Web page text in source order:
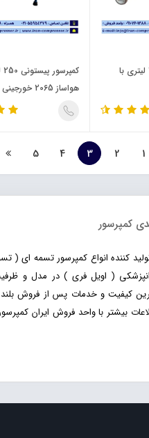
کمپرسور پیستونی 250 لیتری با
هواساز 2065 خورجینی
1
2
3
4
5
کمپرسور
کننده انواع کمپرسور تسمه ای (
( اویل فری ) در مدل و
کیفیت و خدمات پس از فروش
بیشتر با واحد فروش ایران